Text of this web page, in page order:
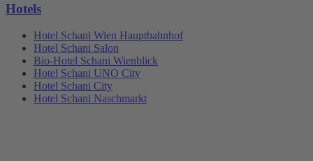
Hotels
Hotel Schani Wien Hauptbahnhof
Hotel Schani Salon
Bio-Hotel Schani Wienblick
Hotel Schani UNO City
Hotel Schani City
Hotel Schani Naschmarkt